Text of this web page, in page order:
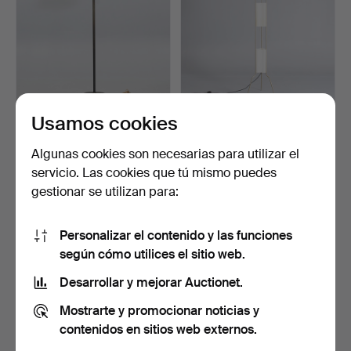
Lámpara de pie de latón
Subastado 22 may 2026
3 pujas
124 USD
Subastado 11 may 2026
7 pujas
Usamos cookies
Algunas cookies son necesarias para utilizar el
servicio. Las cookies que tú mismo puedes
gestionar se utilizan para:
Personalizar el contenido y las funciones
según cómo utilices el sitio web.
Desarrollar y mejorar Auctionet.
Mostrarte y promocionar noticias y
contenidos en sitios web externos.